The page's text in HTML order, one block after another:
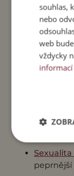
Perte v
sušičce nebo
vyšisování
Čtení ke kávě
tipech,
Saka
Sexualita
peprnější
souhlas,
nebo
web
vždycky
informací